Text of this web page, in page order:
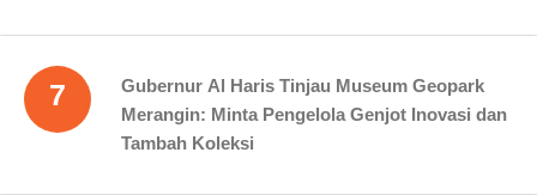
7
Gubernur Al Haris Tinjau Museum Geopark
Merangin: Minta Pengelola Genjot Inovasi dan
Tambah Koleksi